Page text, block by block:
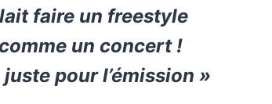
faire un freestyle
un concert !
pour l’émission »